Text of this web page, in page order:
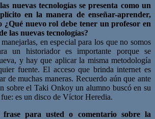
nuevas tecnologías se presenta como un
en la manera de enseñar-aprender,
¿Qué nuevo rol debe tener un profesor en
las nuevas tecnologías?
en especial para los que no somos
un historiador es importante porque se
y hay que aplicar la misma metodología
fuente. El acceso que brinda internet es
de muchas maneras. Recuerdo aún que ante
sobre el Taki Onkoy un alumno buscó en su
es un disco de Víctor Heredia.
para usted o comentario sobre la